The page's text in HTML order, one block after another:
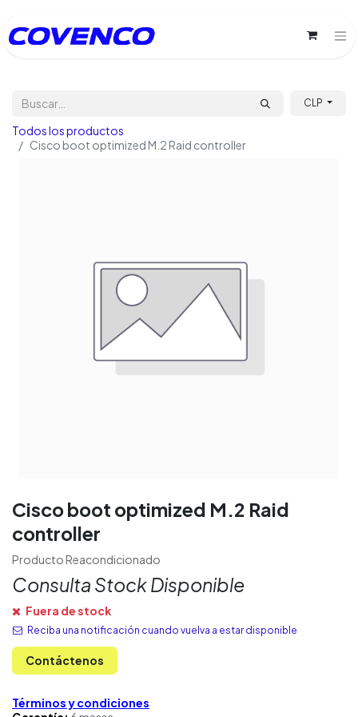
CLP
Todos los productos
Cisco boot optimized M.2 Raid controller
Cisco boot optimized M.2 Raid
controller
Producto Reacondicionado
Consulta Stock Disponible
Fuera de stock
Reciba una notificación cuando vuelva a estar disponible
Contáctenos
Términos y condiciones